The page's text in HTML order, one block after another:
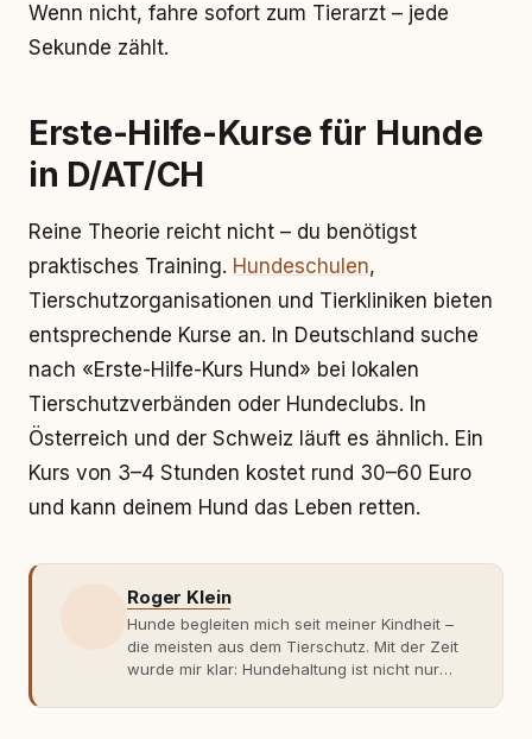
Wenn nicht, fahre sofort zum Tierarzt – jede
Sekunde zählt.
Erste-Hilfe-Kurse für Hunde
in D/AT/CH
Reine Theorie reicht nicht – du benötigst
praktisches Training. Hundeschulen,
Tierschutzorganisationen und Tierkliniken bieten
entsprechende Kurse an. In Deutschland suche
nach «Erste-Hilfe-Kurs Hund» bei lokalen
Tierschutzverbänden oder Hundeclubs. In
Österreich und der Schweiz läuft es ähnlich. Ein
Kurs von 3–4 Stunden kostet rund 30–60 Euro
und kann deinem Hund das Leben retten.
Roger Klein
Hunde begleiten mich seit meiner Kindheit –
die meisten aus dem Tierschutz. Mit der Zeit
wurde mir klar: Hundehaltung ist nicht nur
Fachwissen. Der Wendepunkt kam mit meinem